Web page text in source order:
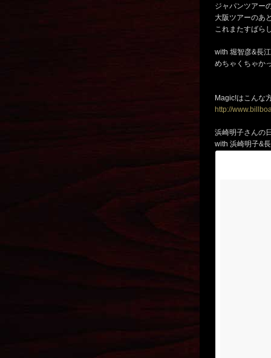
ジャパンツアー
大阪ツアーのあ
これまたすばら
with 堀智彦&長
めちゃくちゃか
Magic!はこんな
http://
浜崎明子さんの
with 浜崎明子&